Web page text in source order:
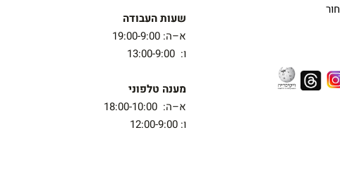
שעות העבודה
א–ה: 19:00-9:00
ו: 13:00-9:00
מענה טלפוני
א–ה: 18:00-10:00
ו: 12:00-9:00